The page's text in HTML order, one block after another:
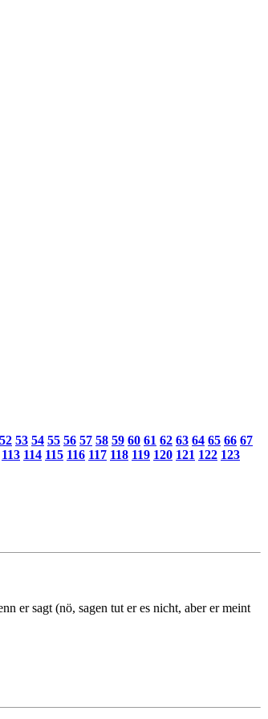
52 53 54 55 56 57 58 59 60 61 62 63 64 65 66 67
113 114 115 116 117 118 119 120 121 122 123
er sagt (nö, sagen tut er es nicht, aber er meint